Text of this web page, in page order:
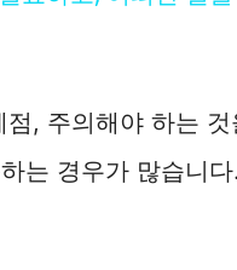
i
, 주의해야 하는
는 경우가 많습니다.